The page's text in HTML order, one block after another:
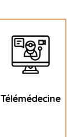
Télémédecine